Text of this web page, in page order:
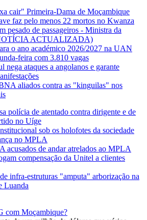
cair" Primeira-Dama de Moçambique
faz pelo menos 22 mortos no Kwanza
pesado de passageiros - Ministra da
ACTUALIZADA)
o ano académico 2026/2027 na UAN
feira com 3.810 vagas
nega ataques a angolanos e garante
aliados contra as "kinguilas" nos
polícia de atentado contra dirigente e de
no Uíge
sob os holofotes da sociedade
no MPLA
acusados de andar atrelados ao MPLA
compensação da Unitel a clientes
infra-estruturas "amputa" arborização na
Luanda
com Moçambique?